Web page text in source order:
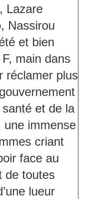
Lazare
Nassirou
et bien
main dans
réclamer plus
et de la
une immense
criant
face au
de toutes
lueur